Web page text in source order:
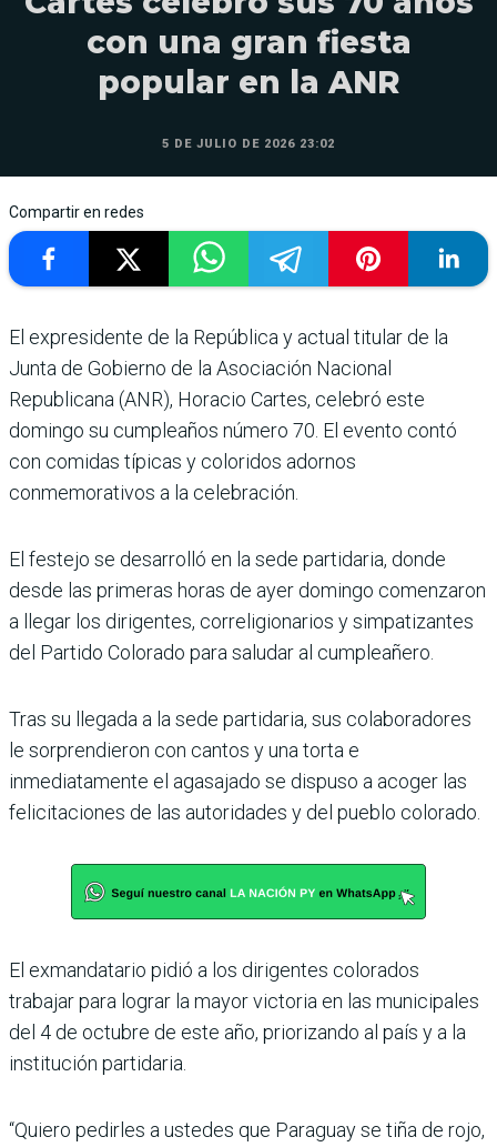
con una gran fiesta
popular en la ANR
5 DE JULIO DE 2026 23:02
Compartir en redes
El expresidente de la República y actual titular de la
Junta de Gobierno de la Asociación Nacional
Republicana (ANR), Horacio Cartes, celebró este
domingo su cumpleaños número 70. El evento contó
con comidas típicas y coloridos adornos
conmemorativos a la celebración.
El festejo se desarrolló en la sede partidaria, donde
desde las primeras horas de ayer domingo comenzaron
a llegar los dirigentes, correligionarios y simpatizantes
del Partido Colorado para saludar al cumpleañero.
Tras su llegada a la sede partidaria, sus colaboradores
le sorprendieron con cantos y una torta e
inmediatamente el agasajado se dispuso a acoger las
felicitaciones de las autoridades y del pueblo colorado.
El exmandatario pidió a los dirigentes colorados
trabajar para lograr la mayor victoria en las municipales
del 4 de octubre de este año, priorizando al país y a la
institución partidaria.
“Quiero pedirles a ustedes que Paraguay se tiña de rojo,